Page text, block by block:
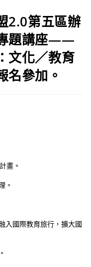
2.0第五區辦
題講座——
文化／教育
名參加。
畫。
。
入國際教育旅行，擴大國